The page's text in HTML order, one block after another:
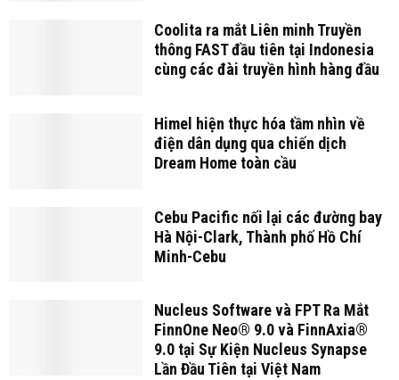
Coolita ra mắt Liên minh Truyền
thông FAST đầu tiên tại Indonesia
cùng các đài truyền hình hàng đầu
Himel hiện thực hóa tầm nhìn về
điện dân dụng qua chiến dịch
Dream Home toàn cầu
Cebu Pacific nối lại các đường bay
Hà Nội-Clark, Thành phố Hồ Chí
Minh-Cebu
Nucleus Software và FPT Ra Mắt
FinnOne Neo® 9.0 và FinnAxia®
9.0 tại Sự Kiện Nucleus Synapse
Lần Đầu Tiên tại Việt Nam